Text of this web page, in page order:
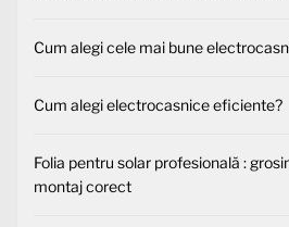
Cum alegi cele mai bune
Cum alegi electrocasnice eficiente?
Folia pentru solar profesională :
montaj corect